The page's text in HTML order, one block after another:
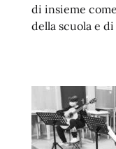
di insieme
della scuola e